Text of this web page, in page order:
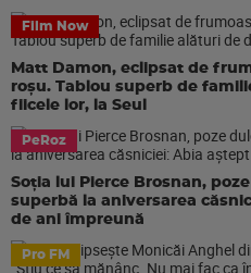
Film Now
Matt Damon, eclipsat de
roșu. Tablou superb de
fiicele lor, la Seul
PeRoz
Soția lui Pierce Brosnan,
superbă la aniversarea
de ani împreună
Pro FM